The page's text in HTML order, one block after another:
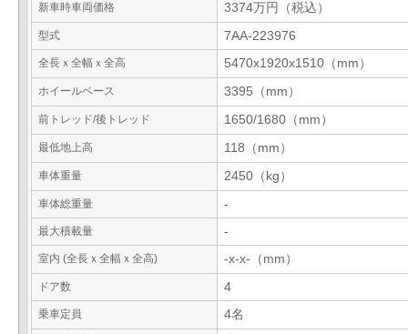
新車時車両価格 3374万円（税込）
型式 7AA-223976
全長ｘ全幅ｘ全高 5470x1920x1510（mm）
ホイールベース 3395（mm）
前トレッド/後トレッド 1650/1680（mm）
最低地上高 118（mm）
車体重量 2450（kg）
車体総重量 -
最大積載量 -
室内 (全長ｘ全幅ｘ全高) -x-x-（mm）
ドア数 4
乗車定員 4名